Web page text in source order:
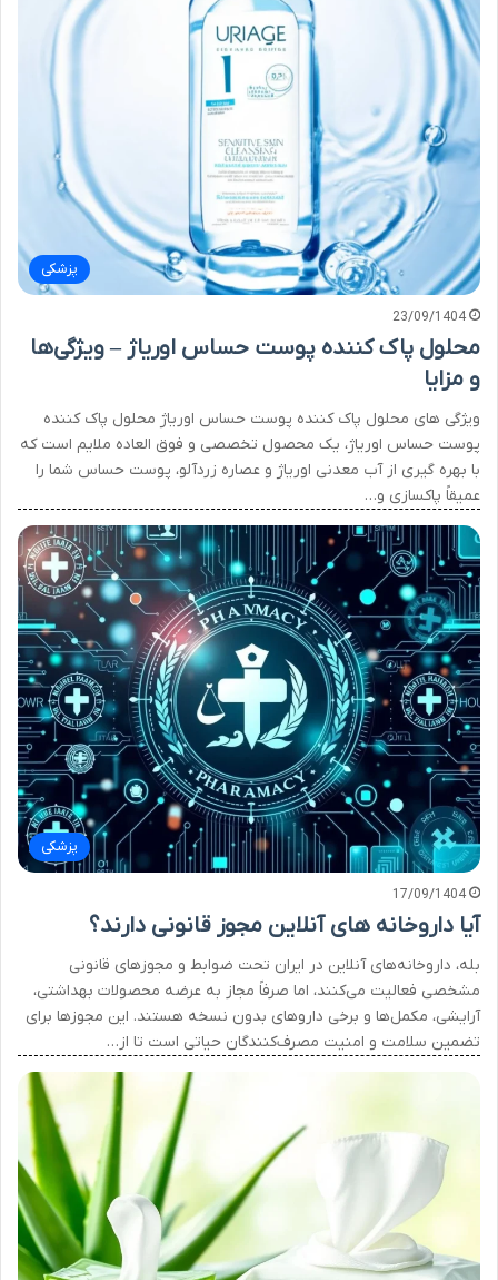
پزشکی
23/09/1404
محلول پاک کننده پوست حساس اوریاژ – ویژگی‌ها
و مزایا
ویژگی های محلول پاک کننده پوست حساس اوریاژ محلول پاک کننده
پوست حساس اوریاژ، یک محصول تخصصی و فوق العاده ملایم است که
با بهره گیری از آب معدنی اوریاژ و عصاره زردآلو، پوست حساس شما را
عمیقاً پاکسازی و…
پزشکی
17/09/1404
آیا داروخانه های آنلاین مجوز قانونی دارند؟
بله، داروخانه‌های آنلاین در ایران تحت ضوابط و مجوزهای قانونی
مشخصی فعالیت می‌کنند، اما صرفاً مجاز به عرضه محصولات بهداشتی،
آرایشی، مکمل‌ها و برخی داروهای بدون نسخه هستند. این مجوزها برای
تضمین سلامت و امنیت مصرف‌کنندگان حیاتی است تا از…